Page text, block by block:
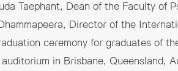
Taephant, Dean of the Faculty of
Director of the
ceremony for graduates of
in Brisbane, Queensland,